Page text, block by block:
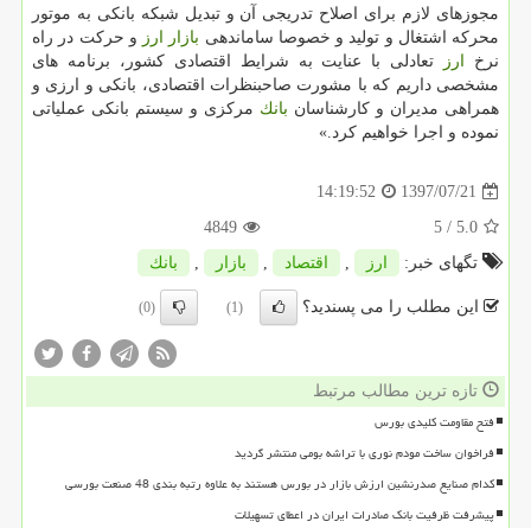
مجوزهای لازم برای اصلاح تدریجی آن و تبدیل شبكه بانكی به موتور
محركه اشتغال و تولید و خصوصا ساماندهی بازار ارز و حركت در راه
نرخ ارز
تعادلی با عنایت به شرایط اقتصادی كشور، برنامه های
مشخصی داریم كه با مشورت صاحبنظرات اقتصادی، بانكی و ارزی و
همراهی مدیران و كارشناسان بانك مركزی و سیستم بانكی عملیاتی
نموده و اجرا خواهیم كرد.»
1397/07/21
14:19:52
5.0
/ 5
4849
تگهای خبر:
ارز , اقتصاد , بازار , بانك
این مطلب را می پسندید؟ (1)
(0)
تازه ترین مطالب مرتبط
فتح مقاومت کلیدی بورس
فراخوان ساخت مودم نوری با تراشه بومی منتشر گردید
کدام صنایع صدرنشین ارزش بازار در بورس هستند به علاوه رتبه بندی 48 صنعت بورسی
پیشرفت ظرفیت بانک صادرات ایران در اعطای تسهیلات